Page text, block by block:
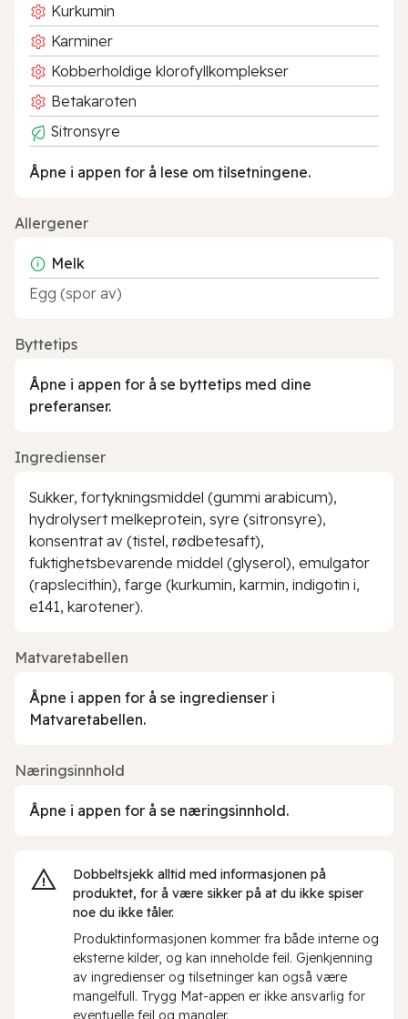
Kurkumin
Karminer
Kobberholdige klorofyllkomplekser
Betakaroten
Sitronsyre
Åpne i appen for å lese om tilsetningene.
Allergener
Melk
Egg (spor av)
Byttetips
Åpne i appen for å se byttetips med dine
preferanser.
Ingredienser
Sukker, fortykningsmiddel (gummi arabicum),
hydrolysert melkeprotein, syre (sitronsyre),
konsentrat av (tistel, rødbetesaft),
fuktighetsbevarende middel (glyserol), emulgator
(rapslecithin), farge (kurkumin, karmin, indigotin i,
e141, karotener).
Matvaretabellen
Åpne i appen for å se ingredienser i
Matvaretabellen.
Næringsinnhold
Åpne i appen for å se næringsinnhold.
Dobbeltsjekk alltid med informasjonen på
produktet, for å være sikker på at du ikke spiser
noe du ikke tåler.
Produktinformasjonen kommer fra både interne og
eksterne kilder, og kan inneholde feil. Gjenkjenning
av ingredienser og tilsetninger kan også være
mangelfull. Trygg Mat-appen er ikke ansvarlig for
eventuelle feil og mangler.